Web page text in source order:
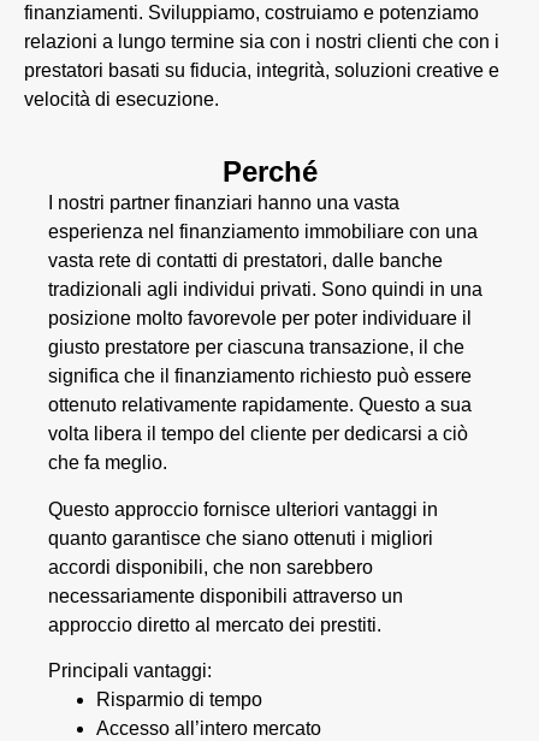
finanziamenti. Sviluppiamo, costruiamo e potenziamo
relazioni a lungo termine sia con i nostri clienti che con i
prestatori basati su fiducia, integrità, soluzioni creative e
velocità di esecuzione.
Perché
I nostri partner finanziari hanno una vasta
esperienza nel finanziamento immobiliare con una
vasta rete di contatti di prestatori, dalle banche
tradizionali agli individui privati. Sono quindi in una
posizione molto favorevole per poter individuare il
giusto prestatore per ciascuna transazione, il che
significa che il finanziamento richiesto può essere
ottenuto relativamente rapidamente. Questo a sua
volta libera il tempo del cliente per dedicarsi a ciò
che fa meglio.
Questo approccio fornisce ulteriori vantaggi in
quanto garantisce che siano ottenuti i migliori
accordi disponibili, che non sarebbero
necessariamente disponibili attraverso un
approccio diretto al mercato dei prestiti.
Principali vantaggi:
Risparmio di tempo
Accesso all’intero mercato